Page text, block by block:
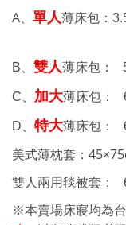
A、 單人薄床包：
B、 雙人薄床包：
C、 加大薄床包：
D、 特大薄床包：
美式薄枕套：
雙人兩用毯被套：
※本賣場床寢均為台